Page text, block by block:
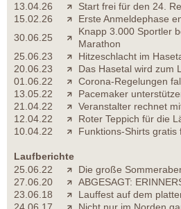
13.04.26
Start frei für den 24.
15.02.26
Erste Anmeldephase
30.06.25
Knapp 3.000 Sportler
Marathon
25.06.23
Hitzeschlacht im
20.06.23
Das Hasetal wird zum
01.06.22
Corona-Regelungen
13.05.22
Pacemaker
21.04.22
Veranstalter rechnet
12.04.22
Roter Teppich für die
10.04.22
Funktions-Shirts gratis
Laufberichte
25.06.22
Die große
27.06.20
ABGESAGT:
23.06.18
Lauffest auf dem